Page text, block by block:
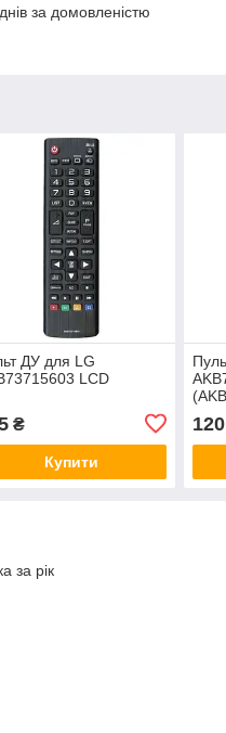
за домовленістю
ДУ для LG
LCD
₴
Купити
120
за рік